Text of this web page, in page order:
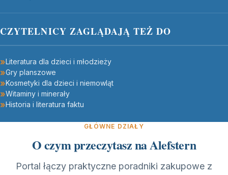
CZYTELNICY ZAGLĄDAJĄ TEŻ DO
Literatura dla dzieci i młodzieży
Gry planszowe
Kosmetyki dla dzieci i niemowląt
Witaminy i minerały
Historia i literatura faktu
GŁÓWNE DZIAŁY
O czym przeczytasz na Alefstern
Portal łączy praktyczne poradniki zakupowe z